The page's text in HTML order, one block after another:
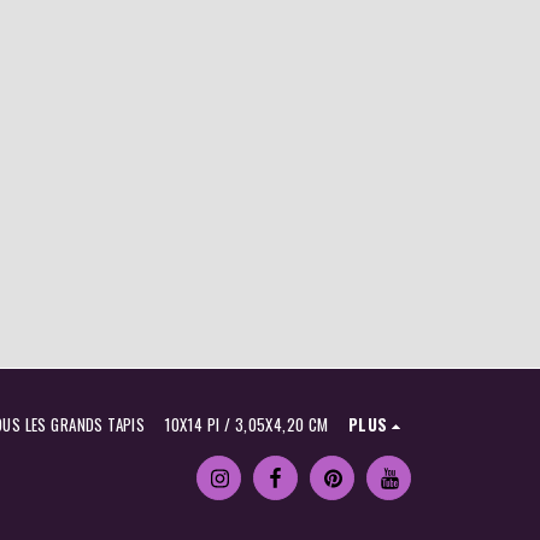
LES GRANDS TAPIS 10X14 PI / 3,05X4,20 CM PLUS